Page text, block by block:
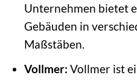
Unternehmen bietet
Gebäuden in
Maßstäben.
Vollmer: Vollmer ist